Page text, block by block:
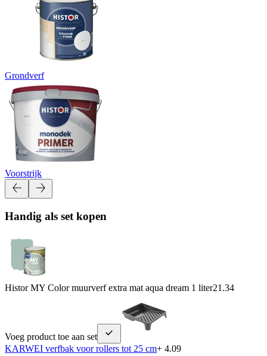
Grondverf
Voorstrijk
Handig als set kopen
Histor MY Color muurverf extra mat aqua dream 1 liter21.34
Voeg product toe aan set
KARWEI verfbak voor rollers tot 25 cm+ 4.09